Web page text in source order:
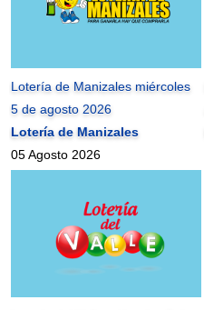
Lotería de Manizales miércoles
5 de agosto 2026
Lotería de Manizales
05 Agosto 2026